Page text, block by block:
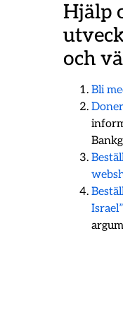
Hjälp
och
Bli
Israel”